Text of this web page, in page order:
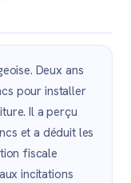
Deux ans
pour installer
Il a perçu
et a déduit les
fiscale
incitations